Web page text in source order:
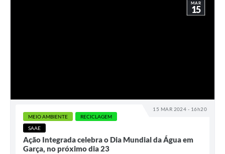
15 MAR 2024 - 16h20
MAR
15
MEIO AMBIENTE
RECICLAGEM
SAAE
Ação Integrada celebra o Dia Mundial da Água em
Garça, no próximo dia 23